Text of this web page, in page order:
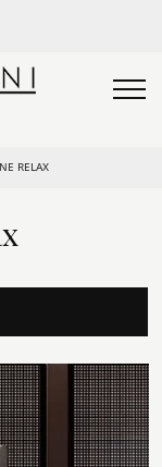
RELAX